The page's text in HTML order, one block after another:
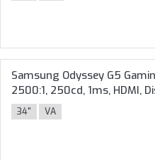
Samsung Odyssey G5
2500:1, 250cd, 1ms, HDMI,
34" VA